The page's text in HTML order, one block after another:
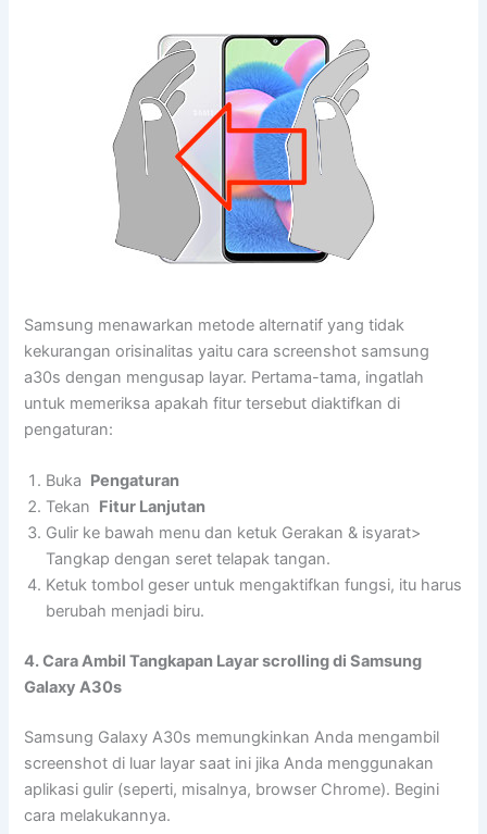
Samsung menawarkan metode alternatif yang tidak
kekurangan orisinalitas yaitu cara screenshot samsung
a30s dengan mengusap layar. Pertama-tama, ingatlah
untuk memeriksa apakah fitur tersebut diaktifkan di
pengaturan:
Buka Pengaturan
Tekan Fitur Lanjutan
Gulir ke bawah menu dan ketuk Gerakan & isyarat>
Tangkap dengan seret telapak tangan.
Ketuk tombol geser untuk mengaktifkan fungsi, itu harus
berubah menjadi biru.
4. Cara Ambil Tangkapan Layar scrolling di Samsung
Galaxy A30s
Samsung Galaxy A30s memungkinkan Anda mengambil
screenshot di luar layar saat ini jika Anda menggunakan
aplikasi gulir (seperti, misalnya, browser Chrome). Begini
cara melakukannya.